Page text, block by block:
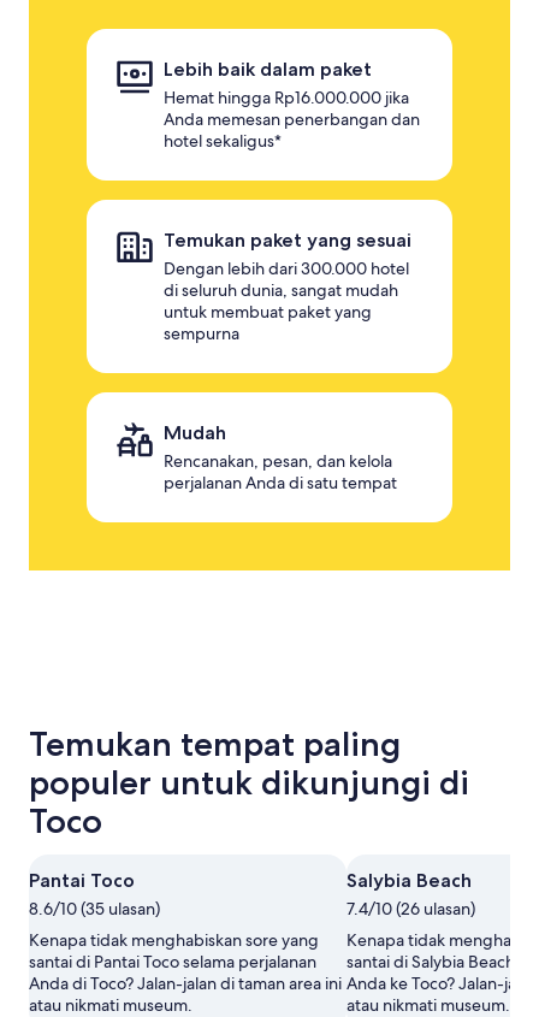
Lebih baik dalam paket
Hemat hingga Rp16.000.000 jika
Anda memesan penerbangan dan
hotel sekaligus*
Temukan paket yang sesuai
Dengan lebih dari 300.000 hotel
di seluruh dunia, sangat mudah
untuk membuat paket yang
sempurna
Mudah
Rencanakan, pesan, dan kelola
perjalanan Anda di satu tempat
Temukan tempat paling
populer untuk dikunjungi di
Toco
Pantai Toco
8.6/10 (35 ulasan)
Kenapa tidak menghabiskan sore yang
santai di Pantai Toco selama perjalanan
Anda di Toco? Jalan-jalan di taman area ini
atau nikmati museum.
Salybia Beach
7.4/10 (26 ulasan)
Kenapa tidak
santai di Salybia Beach
Anda ke Toco? Jalan-
atau nikmati museum.